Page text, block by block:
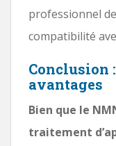
professionnel
compatibilité
Conclusion
avantages
Bien que le
traitement